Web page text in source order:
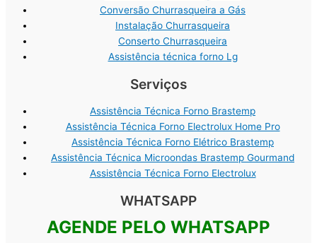
Conversão Churrasqueira a Gás
Instalação Churrasqueira
Conserto Churrasqueira
Assistência técnica forno Lg
Serviços
Assistência Técnica Forno Brastemp
Assistência Técnica Forno Electrolux Home Pro
Assistência Técnica Forno Elétrico Brastemp
Assistência Técnica Microondas Brastemp Gourmand
Assistência Técnica Forno Electrolux
WHATSAPP
AGENDE PELO WHATSAPP